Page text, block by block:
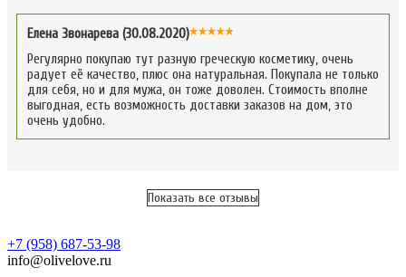
Елена Звонарева (30.08.2020)
Регулярно покупаю тут разную греческую косметику, очень
радует её качество, плюс она натуральная. Покупала не только
для себя, но и для мужа, он тоже доволен. Стоимость вполне
выгодная, есть возможность доставки заказов на дом, это
очень удобно.
Показать все отзывы
+7 (958) 687-53-98
info@olivelove.ru